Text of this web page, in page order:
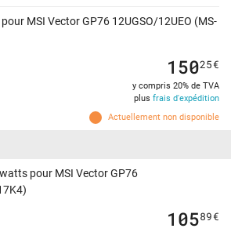
MSI Vector GP76 12UGSO/12UEO (MS-
Actuellement non disponible
15025€
y compris 20% de TVA
plus frais d'expédition
pour MSI Vector GP76
10589€